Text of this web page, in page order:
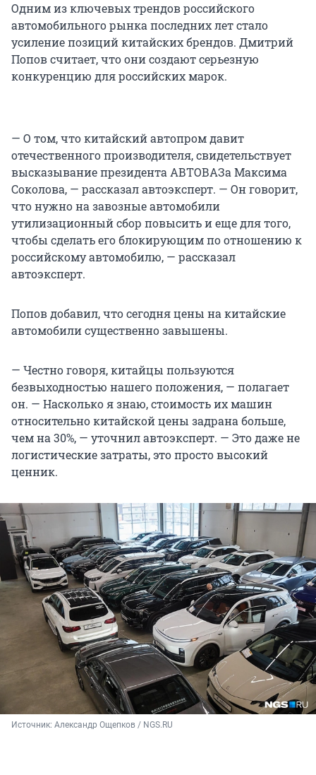
Одним из ключевых трендов российского
автомобильного рынка последних лет стало
усиление позиций китайских брендов. Дмитрий
Попов считает, что они создают серьезную
конкуренцию для российских марок.
— О том, что китайский автопром давит
отечественного производителя, свидетельствует
высказывание президента АВТОВАЗа Максима
Соколова, — рассказал автоэксперт. — Он говорит,
что нужно на завозные автомобили
утилизационный сбор повысить и еще для того,
чтобы сделать его блокирующим по отношению к
российскому автомобилю, — рассказал
автоэксперт.
Попов добавил, что сегодня цены на китайские
автомобили существенно завышены.
— Честно говоря, китайцы пользуются
безвыходностью нашего положения, — полагает
он. — Насколько я знаю, стоимость их машин
относительно китайской цены задрана больше,
чем на 30%, — уточнил автоэксперт. — Это даже не
логистические затраты, это просто высокий
ценник.
Источник: Александр Ощепков / NGS.RU